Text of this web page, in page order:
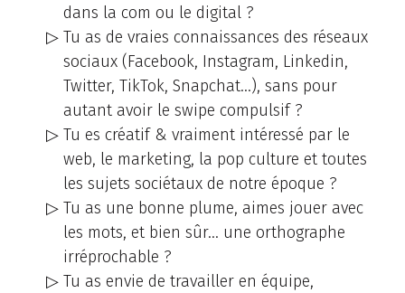
dans la com ou le digital ?
Tu as de vraies connaissances des réseaux
sociaux (Facebook, Instagram, Linkedin,
Twitter, TikTok, Snapchat…), sans pour
autant avoir le swipe compulsif ?
Tu es créatif & vraiment intéressé par le
web, le marketing, la pop culture et toutes
les sujets sociétaux de notre époque ?
Tu as une bonne plume, aimes jouer avec
les mots, et bien sûr… une orthographe
irréprochable ?
Tu as envie de travailler en équipe,